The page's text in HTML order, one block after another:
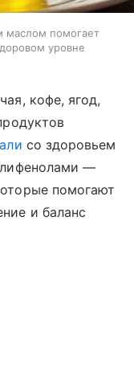
маслом помогает
уровне
кофе, ягод,
со здоровьем
—
помогают
и баланс